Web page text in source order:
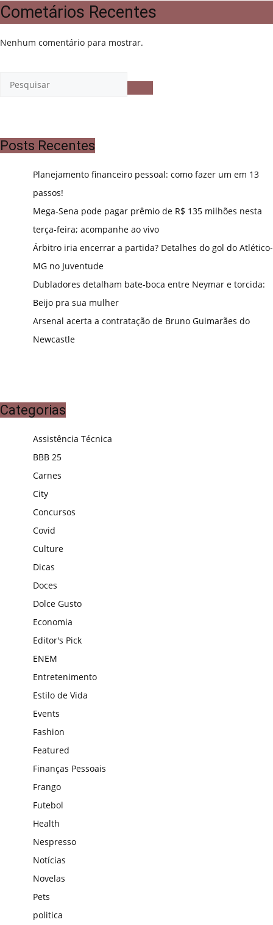
Cometários Recentes
Nenhum comentário para mostrar.
Posts Recentes
Planejamento financeiro pessoal: como fazer um em 13
passos!
Mega-Sena pode pagar prêmio de R$ 135 milhões nesta
terça-feira; acompanhe ao vivo
Árbitro iria encerrar a partida? Detalhes do gol do Atlético-
MG no Juventude
Dubladores detalham bate-boca entre Neymar e torcida:
Beijo pra sua mulher
Arsenal acerta a contratação de Bruno Guimarães do
Newcastle
Categorias
Assistência Técnica
BBB 25
Carnes
City
Concursos
Covid
Culture
Dicas
Doces
Dolce Gusto
Economia
Editor's Pick
ENEM
Entretenimento
Estilo de Vida
Events
Fashion
Featured
Finanças Pessoais
Frango
Futebol
Health
Nespresso
Notícias
Novelas
Pets
politica